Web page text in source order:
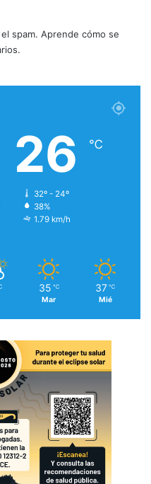
spam. Aprende cómo se
26 ℃
32º - 24º
38%
1.79 km/h
35 ℃
Mar
37 ℃
Mié